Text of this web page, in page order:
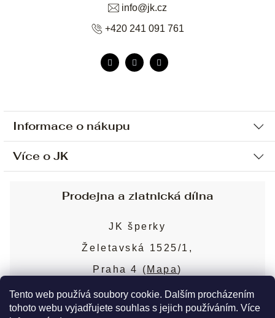
Tento web používá soubory cookie. Dalším procházením
tohoto webu vyjadřujete souhlas s jejich používáním. Více
Informace o nákupu
Ochrana osobních údajů
Sjednání osobní schůzky
Obchodní podmínky
Puncovní značky
Více o JK
Blog
Nejčastější dotazy
info@jk.cz
+420 241 091 761
Prodejna a zlatnická dílna
JK šperky
Želetavská 1525/1,
Praha 4 ( Mapa)
Více o prodejně